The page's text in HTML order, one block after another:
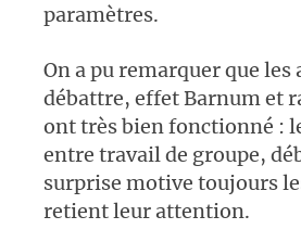
paramètres.
On a pu remarquer que les
débattre, effet Barnum et
ont très bien fonctionné :
entre travail de groupe,
surprise motive toujours
retient leur attention.